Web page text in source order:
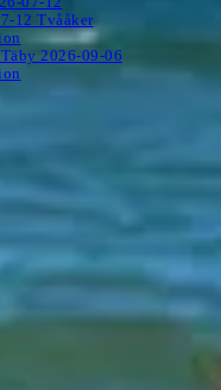
12 Tvååker
2026-09-06